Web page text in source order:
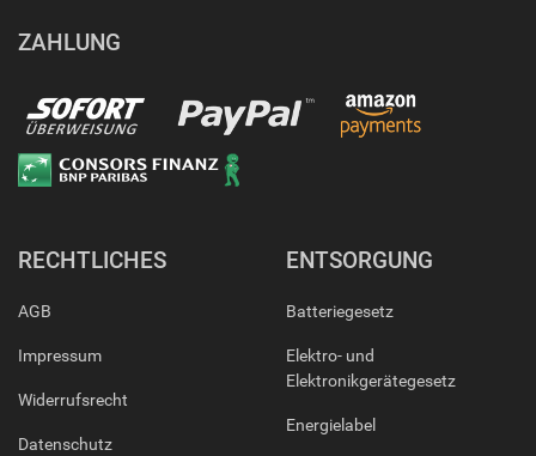
ZAHLUNG
RECHTLICHES
AGB
Impressum
Widerrufsrecht
Datenschutz
ENTSORGUNG
Batteriegesetz
Elektro- und
Elektronikgerätegesetz
Energielabel